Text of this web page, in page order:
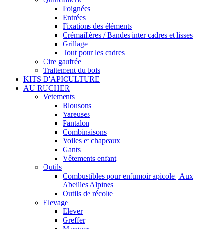
Poignées
Entrées
Fixations des éléments
Crémaillères / Bandes inter cadres et lisses
Grillage
Tout pour les cadres
Cire gaufrée
Traitement du bois
KITS D'APICULTURE
AU RUCHER
Vetements
Blousons
Vareuses
Pantalon
Combinaisons
Voiles et chapeaux
Gants
Vêtements enfant
Outils
Combustibles pour enfumoir apicole | Aux
Abeilles Alpines
Outils de récolte
Elevage
Elever
Greffer